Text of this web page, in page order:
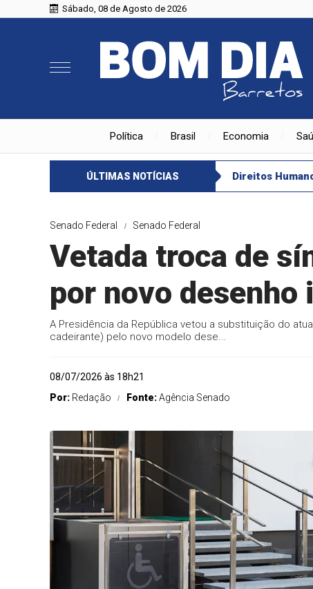
Sábado, 08 de Agosto de 2026
Política Brasil Economia
ÚLTIMAS NOTÍCIAS Direitos
Senado Federal Senado Federal
Vetada troca de
por novo desenho
A Presidência da República vetou a substituição do
cadeirante) pelo novo modelo dese...
08/07/2026 às 18h21
Por: Redação Fonte:Agência Senado